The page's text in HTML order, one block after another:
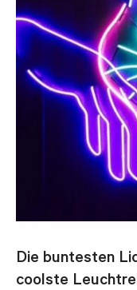
Die buntesten
coolste